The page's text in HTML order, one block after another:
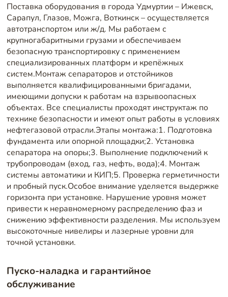
Поставка оборудования в города Удмуртии – Ижевск,
Сарапул, Глазов, Можга, Воткинск – осуществляется
автотранспортом или ж/д. Мы работаем с
крупногабаритными грузами и обеспечиваем
безопасную транспортировку с применением
специализированных платформ и крепёжных
систем.Монтаж сепараторов и отстойников
выполняется квалифицированными бригадами,
имеющими допуски к работам на взрывоопасных
объектах. Все специалисты проходят инструктаж по
технике безопасности и имеют опыт работы в условиях
нефтегазовой отрасли.Этапы монтажа:1. Подготовка
фундамента или опорной площадки;2. Установка
сепаратора на опоры;3. Выполнение подключений к
трубопроводам (вход, газ, нефть, вода);4. Монтаж
системы автоматики и КИП;5. Проверка герметичности
и пробный пуск.Особое внимание уделяется выдержке
горизонта при установке. Нарушение уровня может
привести к неравномерному распределению фаз и
снижению эффективности разделения. Мы используем
высокоточные нивелиры и лазерные уровни для
точной установки.
Пуско-наладка и гарантийное
обслуживание